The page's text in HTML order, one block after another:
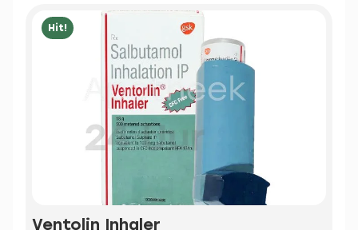
Hit!
Ventolin Inhaler